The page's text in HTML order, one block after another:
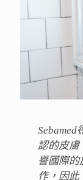
認的皮膚
譽國際
作，因此